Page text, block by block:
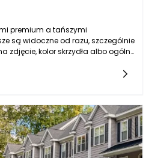
premium a tańszymi
są widoczne od razu, szczególnie
zdjęcie, kolor skrzydła albo ogólny
rozwiązania często kuszą niższą
kompromisy w zakresie
szczelności, jakości okuć czy
W praktyce drzwi wejściowe są
każdego dnia, a jednocześnie